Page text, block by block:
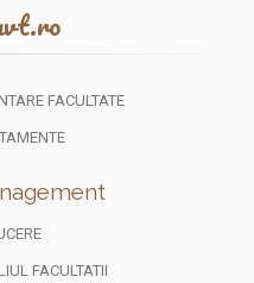
FACULTATE
FACULTATII